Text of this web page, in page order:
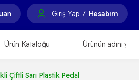
Giriş Yap / Hesabım
Ürün Kataloğu
Çiftli Sarı Plastik Pedal